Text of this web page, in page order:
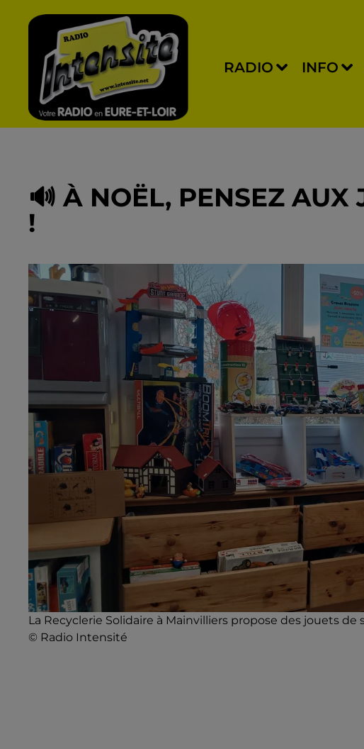
RADIO INFO
🔊 À NOËL, PENSEZ AUX
!
La Recyclerie Solidaire à Mainvilliers propose des jouets
© Radio Intensité